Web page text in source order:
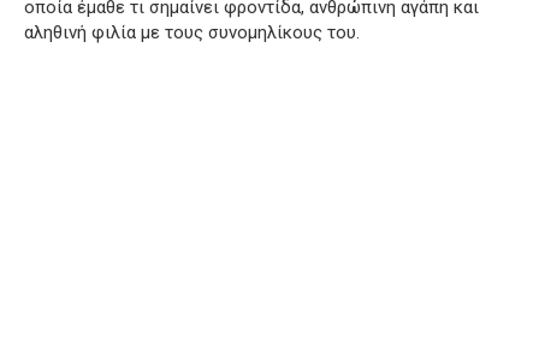
οποία έμαθε τι σημαίνει φροντίδα, ανθρώπινη αγάπη και
αληθινή φιλία με τους συνομηλίκους του.